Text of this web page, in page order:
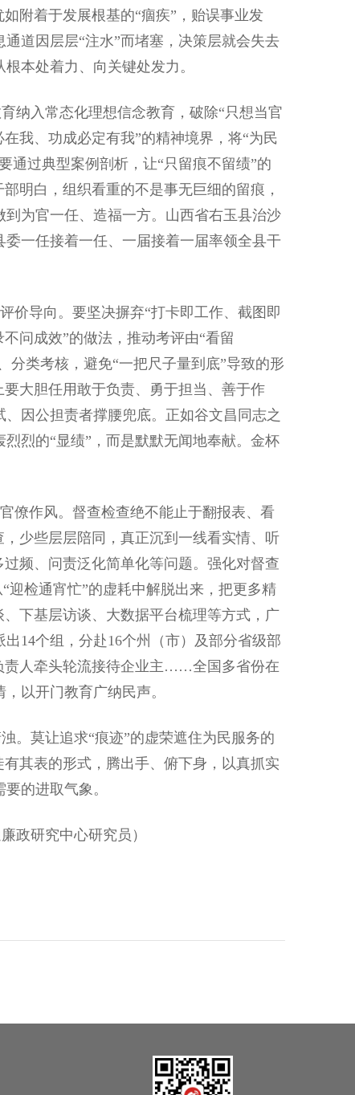
附着于发展根基的“痼疾”，贻误事业发
道因层层“注水”而堵塞，决策层就会失去
本处着力、向关键处发力。
入常态化理想信念教育，破除“只想当官
我、功成必定有我”的精神境界，将“为民
通过典型案例剖析，让“只留痕不留绩”的
明白，组织看重的不是事无巨细的留痕，
为官一任、造福一方。山西省右玉县治沙
一任接着一任、一届接着一届率领全县干
导向。要坚决摒弃“打卡即工作、截图即
问成效”的做法，推动考评由“看留
分类考核，避免“一把尺子量到底”导致的形
大胆任用敢于负责、勇于担当、善于作
因公担责者撑腰兜底。正如谷文昌同志之
烈的“显绩”，而是默默无闻地奉献。金杯
僚作风。督查检查绝不能止于翻报表、看
少些层层陪同，真正沉到一线看实情、听
频、问责泛化简单化等问题。强化对督查
迎检通宵忙”的虚耗中解脱出来，把更多精
下基层访谈、大数据平台梳理等方式，广
14个组，分赴16个州（市）及部分省级部
责人牵头轮流接待企业主……全国多省份在
以开门教育广纳民声。
莫让追求“痕迹”的虚荣遮住为民服务的
其表的形式，腾出手、俯下身，以真抓实
的进取气象。
政研究中心研究员）